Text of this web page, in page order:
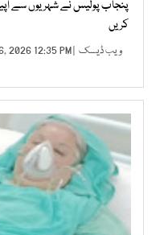
پنجاب پولیس نے شہریوں سے
کریں
ویب ڈیسک | JUL 06, 2026 12:35 PM |